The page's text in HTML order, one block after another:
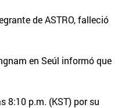
de ASTRO, falleció
en Seúl informó que
8:10 p.m. (KST) por su